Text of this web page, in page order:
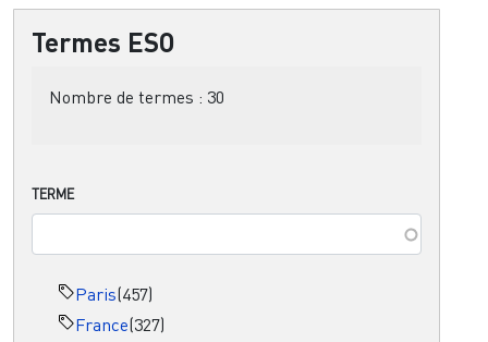
Termes ESO
Nombre de termes : 30
TERME
Paris(457)
France(327)